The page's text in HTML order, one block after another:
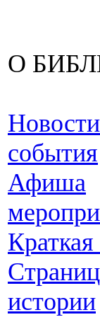
О
события
Афиша
Краткая
истории